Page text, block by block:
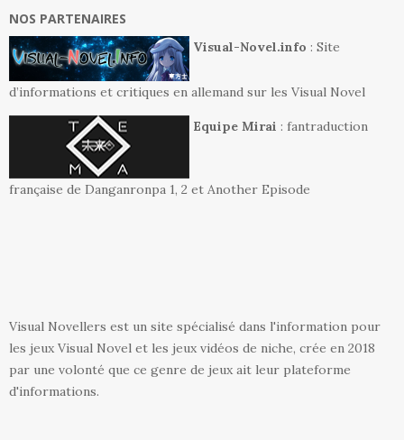
NOS PARTENAIRES
Visual-Novel.info : Site
d’informations et critiques en allemand sur les Visual Novel
Equipe Mirai : fantraduction
française de Danganronpa 1, 2 et Another Episode
Visual Novellers est un site spécialisé dans l'information pour
les jeux Visual Novel et les jeux vidéos de niche, crée en 2018
par une volonté que ce genre de jeux ait leur plateforme
d'informations.